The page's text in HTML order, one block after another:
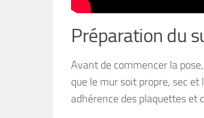
Préparation du
Avant de commencer la
que le mur soit propre, sec
adhérence des plaquettes et